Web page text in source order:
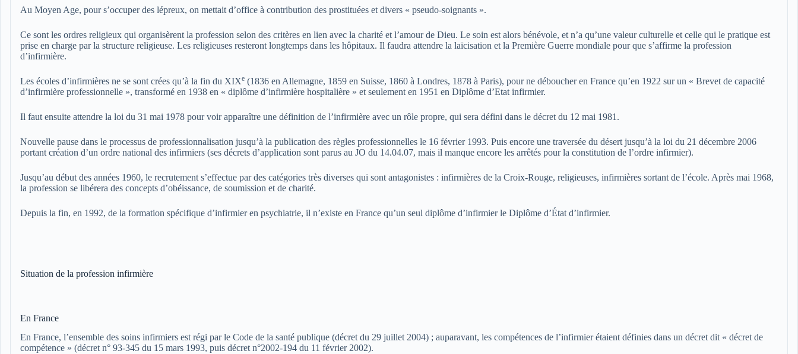
Au Moyen Age, pour s’occuper des lépreux, on mettait d’office à contribution des prostituées et divers « pseudo-soignants ».
Ce sont les ordres religieux qui organisèrent la profession selon des critères en lien avec la charité et l’amour de Dieu. Le soin est alors bénévole, et n’a qu’une valeur culturelle et celle qui le pratique est
prise en charge par la structure religieuse. Les religieuses resteront longtemps dans les hôpitaux. Il faudra attendre la laïcisation et la Première Guerre mondiale pour que s’affirme la profession
d’infirmière.
Les écoles d’infirmières ne se sont crées qu’à la fin du XIXe (1836 en Allemagne, 1859 en Suisse, 1860 à Londres, 1878 à Paris), pour ne déboucher en France qu’en 1922 sur un « Brevet de capacité
d’infirmière professionnelle », transformé en 1938 en « diplôme d’infirmière hospitalière » et seulement en 1951 en Diplôme d’Etat infirmier.
Il faut ensuite attendre la loi du 31 mai 1978 pour voir apparaître une définition de l’infirmière avec un rôle propre, qui sera défini dans le décret du 12 mai 1981.
Nouvelle pause dans le processus de professionnalisation jusqu’à la publication des règles professionnelles le 16 février 1993. Puis encore une traversée du désert jusqu’à la loi du 21 décembre 2006
portant création d’un ordre national des infirmiers (ses décrets d’application sont parus au JO du 14.04.07, mais il manque encore les arrêtés pour la constitution de l’ordre infirmier).
Jusqu’au début des années 1960, le recrutement s’effectue par des catégories très diverses qui sont antagonistes : infirmières de la Croix-Rouge, religieuses, infirmières sortant de l’école. Après mai 1968,
la profession se libérera des concepts d’obéissance, de soumission et de charité.
Depuis la fin, en 1992, de la formation spécifique d’infirmier en psychiatrie, il n’existe en France qu’un seul diplôme d’infirmier le Diplôme d’État d’infirmier.
Situation de la profession infirmière
En France
En France, l’ensemble des soins infirmiers est régi par le Code de la santé publique (décret du 29 juillet 2004) ; auparavant, les compétences de l’infirmier étaient définies dans un décret dit « décret de
compétence » (décret n° 93-345 du 15 mars 1993, puis décret n°2002-194 du 11 février 2002).